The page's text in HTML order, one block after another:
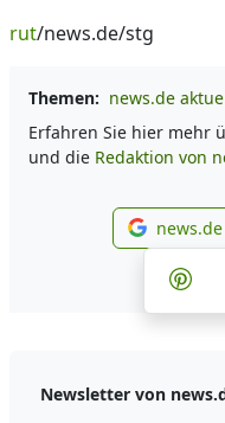
rut/news.de/stg
Themen: news.de
Erfahren Sie hier mehr
und die Redaktion von
Newsletter von